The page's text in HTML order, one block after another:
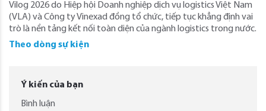
Vilog 2026 do Hiệp hội Doanh nghiệp dịch vụ logistics Việt Nam
(VLA) và Công ty Vinexad đồng tổ chức, tiếp tục khẳng định vai
trò là nền tảng kết nối toàn diện của ngành logistics trong nước.
Theo dòng sự kiện
Ý kiến của bạn
Bình luận